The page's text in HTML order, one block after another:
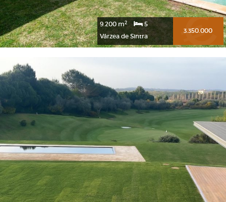
9.200 m2
5
Várzea de Sintra
3.350.000